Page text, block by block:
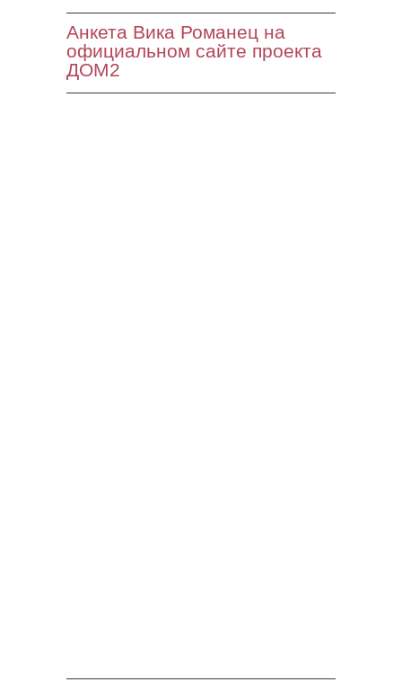
Анкета Вика Романец на
официальном сайте проекта
ДОМ2